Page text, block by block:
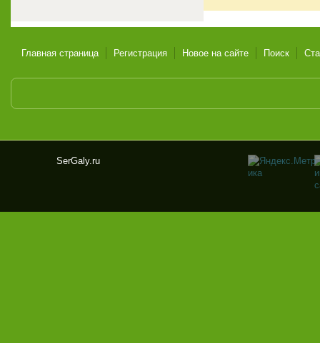
Главная страница Регистрация Новое на сайте Поиск
y.ru
SerGaly.ru